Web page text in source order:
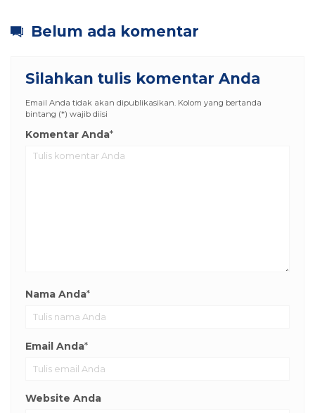
Belum ada komentar
Silahkan tulis komentar Anda
Email Anda tidak akan dipublikasikan. Kolom yang bertanda
bintang (*) wajib diisi
Komentar Anda*
Nama Anda*
Email Anda*
Website Anda